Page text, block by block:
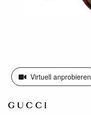
Virtuell anprobieren